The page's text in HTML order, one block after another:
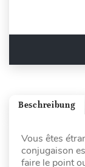
Beschreibung
Vous êtes
conjugaison
faire le point